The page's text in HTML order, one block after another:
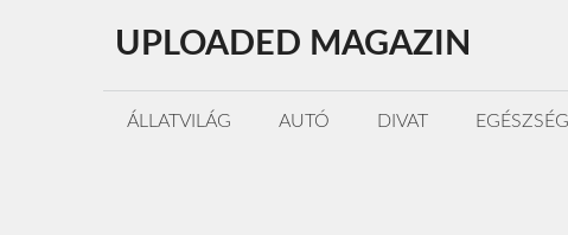
tartalomba
UPLOADED MAGAZIN
ÁLLATVILÁG AUTÓ DIVAT EGÉSZSÉG